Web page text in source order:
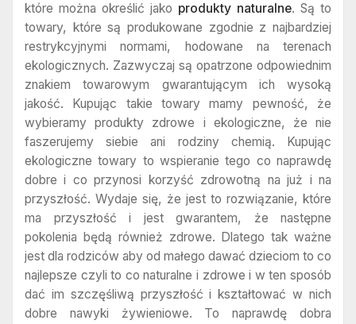
które można określić jako produkty naturalne. Są to
towary, które są produkowane zgodnie z najbardziej
restrykcyjnymi normami, hodowane na terenach
ekologicznych. Zazwyczaj są opatrzone odpowiednim
znakiem towarowym gwarantującym ich wysoką
jakość. Kupując takie towary mamy pewność, że
wybieramy produkty zdrowe i ekologiczne, że nie
faszerujemy siebie ani rodziny chemią. Kupując
ekologiczne towary to wspieranie tego co naprawdę
dobre i co przynosi korzyść zdrowotną na już i na
przyszłość. Wydaje się, że jest to rozwiązanie, które
ma przyszłość i jest gwarantem, że następne
pokolenia będą również zdrowe. Dlatego tak ważne
jest dla rodziców aby od małego dawać dzieciom to co
najlepsze czyli to co naturalne i zdrowe i w ten sposób
dać im szczęśliwą przyszłość i kształtować w nich
dobre nawyki żywieniowe. To naprawdę dobra